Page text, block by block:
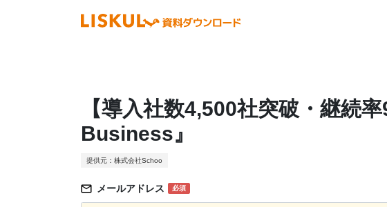
【導入社数4,500社突破・継続
Business』
提供元：株式会社Schoo
メールアドレス 必須